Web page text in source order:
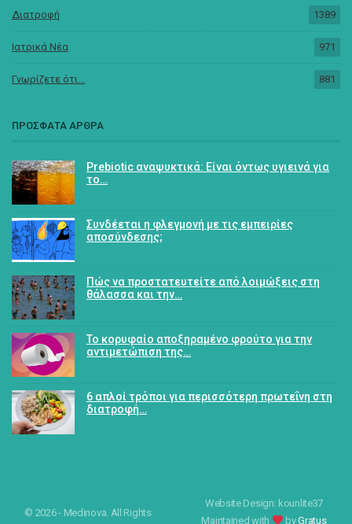
Διατροφή 1389
Ιατρικά Νέα 971
Γνωρίζετε ότι... 881
ΠΡΟΣΦΑΤΑ ΑΡΘΡΑ
Prebiotic αναψυκτικά: Είναι όντως υγιεινά για
το…
Συνδέεται η φλεγμονή με τις εμπειρίες
αποσύνδεσης;
Πώς να προστατευτείτε από λοιμώξεις στη
θάλασσα και την…
Το κορυφαίο αποξηραμένο φρούτο για την
αντιμετώπιση της…
6 απλοί τρόποι για περισσότερη πρωτεΐνη στη
διατροφή…
© 2026 - Medinova. All Rights
Website Design: kounlite37
Maintained with
byGratus